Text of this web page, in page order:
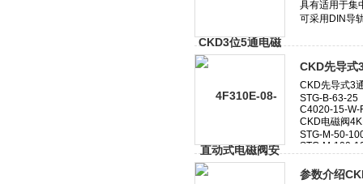
CKD先导式
参数介绍